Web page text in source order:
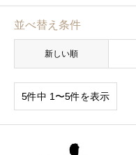
並べ替え条件
新しい順
5件中 1〜5件を表示